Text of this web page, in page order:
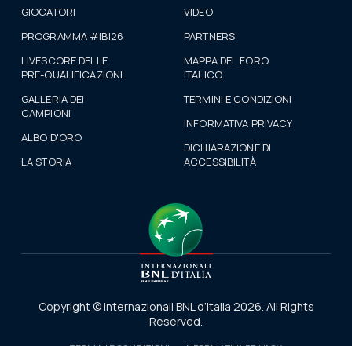
GIOCATORI
PROGRAMMA #IBI26
LIVESCORE DELLE
PRE-QUALIFICAZIONI
GALLERIA DEI
CAMPIONI
ALBO D'ORO
LA STORIA
VIDEO
PARTNERS
MAPPA DEL FORO
ITALICO
TERMINI E CONDIZIONI
INFORMATIVA PRIVACY
DICHIARAZIONE DI
ACCESSIBILITÀ
Copyright © Internazionali BNL d’Italia 2026. All Rights
Reserved.